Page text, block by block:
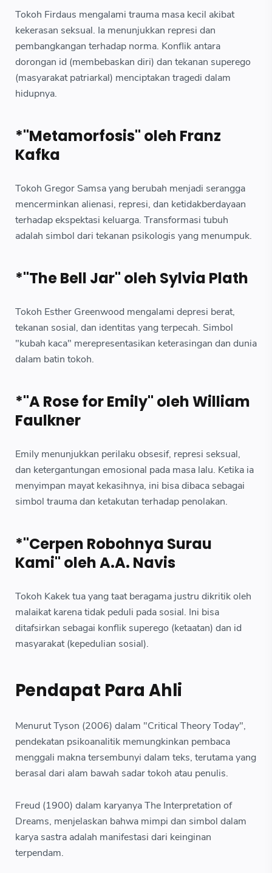
Tokoh Firdaus mengalami trauma masa kecil akibat
kekerasan seksual. Ia menunjukkan represi dan
pembangkangan terhadap norma. Konflik antara
dorongan id (membebaskan diri) dan tekanan superego
(masyarakat patriarkal) menciptakan tragedi dalam
hidupnya.
*"Metamorfosis" oleh Franz
Kafka
Tokoh Gregor Samsa yang berubah menjadi serangga
mencerminkan alienasi, represi, dan ketidakberdayaan
terhadap ekspektasi keluarga. Transformasi tubuh
adalah simbol dari tekanan psikologis yang menumpuk.
*"The Bell Jar" oleh Sylvia Plath
Tokoh Esther Greenwood mengalami depresi berat,
tekanan sosial, dan identitas yang terpecah. Simbol
"kubah kaca" merepresentasikan keterasingan dan dunia
dalam batin tokoh.
*"A Rose for Emily" oleh William
Faulkner
Emily menunjukkan perilaku obsesif, represi seksual,
dan ketergantungan emosional pada masa lalu. Ketika ia
menyimpan mayat kekasihnya, ini bisa dibaca sebagai
simbol trauma dan ketakutan terhadap penolakan.
*"Cerpen Robohnya Surau
Kami" oleh A.A. Navis
Tokoh Kakek tua yang taat beragama justru dikritik oleh
malaikat karena tidak peduli pada sosial. Ini bisa
ditafsirkan sebagai konflik superego (ketaatan) dan id
masyarakat (kepedulian sosial).
Pendapat Para Ahli
Menurut Tyson (2006) dalam "Critical Theory Today",
pendekatan psikoanalitik memungkinkan pembaca
menggali makna tersembunyi dalam teks, terutama yang
berasal dari alam bawah sadar tokoh atau penulis.
Freud (1900) dalam karyanya The Interpretation of
Dreams, menjelaskan bahwa mimpi dan simbol dalam
karya sastra adalah manifestasi dari keinginan
terpendam.